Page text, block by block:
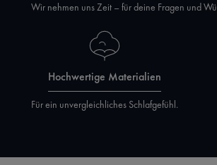
Wir nehmen uns Zeit – für deine Fragen und
Hochwertige Materialien
Für ein unvergleichliches Schlafgefühl.